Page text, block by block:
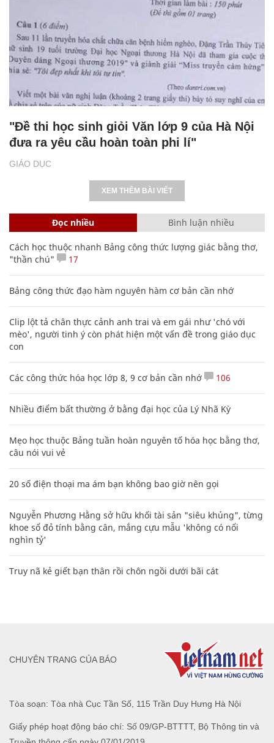
GIÁO DỤC
"Đề thi học sinh giỏi Văn lớp 9 của Hà Nội
đưa ra yêu cầu hoàn toàn phi lí"
XEM THÊM BÀI VIẾT
Đọc nhiều Bình luận nhiều
Cách học thuộc nhanh Bảng công thức lượng giác bằng thơ,
"thần chú"
17
Bảng công thức đạo hàm nguyên hàm cơ bản cần nhớ
Clip lột tả chân thực cảnh anh trai và em gái như 'chó với
mèo', người tinh ý còn phát hiện một vấn đề trong giáo dục
con
Các công thức hóa học lớp 8, 9 cơ bản cần nhớ 106
Nhiều điểm bất thường ở bằng đại học của Lý Nhã Kỳ
Mẹo học thuộc Bảng tuần hoàn nguyên tố hóa học bằng thơ,
câu nói vui vẻ
20 số điện thoại ma ám bạn không bao giờ nên gọi
Nguyễn Phương Hằng sở hữu khối tài sản "siêu khủng", từng
khoe sổ đỏ tính bằng cân, mắng cựu mẫu 'không có nổi
nghìn tỷ'
Truy nã kẻ giết bạn thân rồi chôn ngồi dưới bãi cát
Tòa soạn: Tòa nhà Cục Tần Số, 115 Trần Duy Hưng Hà Nội
Giấy phép hoạt động báo chí: Số 09/GP-BTTTT, Bộ Thông tin và
CHUYÊN TRANG CỦA BÁO